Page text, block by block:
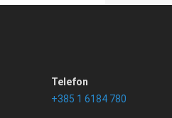
Telefon
+385 1 6184 780